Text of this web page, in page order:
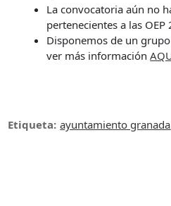
La convocatoria aún no
pertenecientes a las OEP
Disponemos de un
ver más información
Etiqueta: ayuntamiento granada